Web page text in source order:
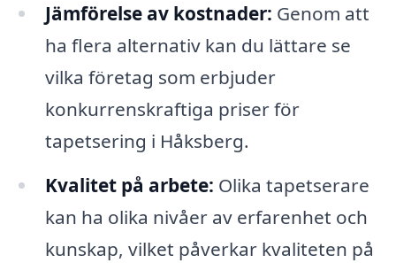
Jämförelse av kostnader: Genom att
ha flera alternativ kan du lättare se
vilka företag som erbjuder
konkurrenskraftiga priser för
tapetsering i Håksberg.
Kvalitet på arbete: Olika tapetserare
kan ha olika nivåer av erfarenhet och
kunskap, vilket påverkar kvaliteten på